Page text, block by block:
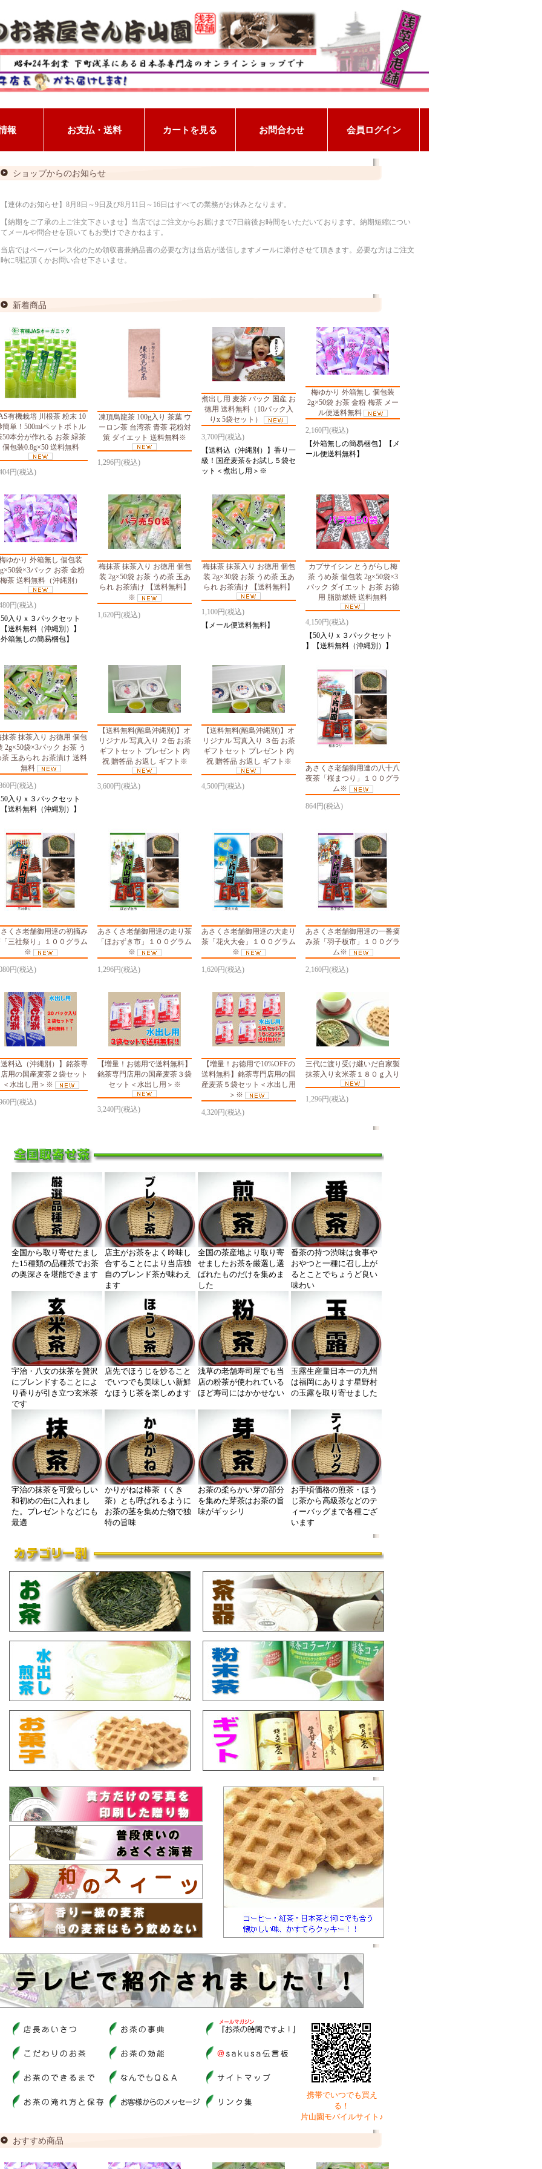
ショップからのお知らせ
【連休のお知らせ】8月8日～9日及び8月11日～16日はすべての業務がお休みとなります。
【納期をご了承の上ご注文下さいませ】当店ではご注文からお届けまで7日前後お時間をいただいております。納期短縮につい
てメールや問合せを頂いてもお受けできかねます。
当店ではペーパーレス化のため領収書兼納品書の必要な方は当店が送信しますメールに添付させて頂きます。必要な方はご注文
時に明記頂くかお問い合せ下さいませ。
新着商品
有機栽培 川根茶 粉末 10
簡単！500mlペットボトル
50本分が作れる お茶 緑茶
個包装0.8g×50 送料無料
円(税込)
凍頂烏龍茶 100g入り 茶葉 ウ
ーロン茶 台湾茶 青茶 花粉対
策 ダイエット 送料無料※
1,296円(税込)
煮出し用 麦茶 パック 国産 お
徳用 送料無料（10パック入
りx 5袋セット）
3,700円(税込)
【送料込（沖縄別）】香り一
級！国産麦茶をお試し５袋セ
ット＜煮出し用＞※
梅ゆかり 外箱無し 個包装
2g×50袋 お茶 金粉 梅茶 メー
ル便送料無料
2,160円(税込)
【外箱無しの簡易梱包】【メ
ール便送料無料】
ゆかり 外箱無し 個包装
袋×3パック お茶 金粉
梅茶 送料無料（沖縄別）
円(税込)
入りｘ３パックセット
送料無料（沖縄別）】
箱無しの簡易梱包】
梅抹茶 抹茶入り お徳用 個包
装 2g×50袋 お茶 うめ茶 玉あ
られ お茶漬け 【送料無料】
※
1,620円(税込)
梅抹茶 抹茶入り お徳用 個包
装 2g×30袋 お茶 うめ茶 玉あ
られ お茶漬け 【送料無料】
1,100円(税込)
【メール便送料無料】
カプサイシン とうがらし梅
茶 うめ茶 個包装 2g×50袋×3
パック ダイエット お茶 お徳
用 脂肪燃焼 送料無料
4,150円(税込)
【50入りｘ３パックセット
】【送料無料（沖縄別）】
抹茶 抹茶入り お徳用 個包
2g×50袋×3パック お茶 う
茶 玉あられ お茶漬け 送料
無料
円(税込)
入りｘ３パックセット
送料無料（沖縄別）】
【送料無料(離島沖縄別)】オ
リジナル 写真入り ２缶 お茶
ギフトセット プレゼント 内
祝 贈答品 お返し ギフト※
3,600円(税込)
【送料無料(離島沖縄別)】オ
リジナル 写真入り ３缶 お茶
ギフトセット プレゼント 内
祝 贈答品 お返し ギフト※
4,500円(税込)
あさくさ老舗御用達の八十八
夜茶「桜まつり」１００グラ
ム※
864円(税込)
くさ老舗御用達の初摘み
三社祭り」１００グラム
※
円(税込)
あさくさ老舗御用達の走り茶
「ほおずき市」１００グラム
※
1,296円(税込)
あさくさ老舗御用達の大走り
茶「花火大会」１００グラム
※
1,620円(税込)
あさくさ老舗御用達の一番摘
み茶「羽子板市」１００グラ
ム※
2,160円(税込)
料込（沖縄別）】銘茶専
用の国産麦茶２袋セット
＜水出し用＞※
円(税込)
【増量！お徳用で送料無料】
銘茶専門店用の国産麦茶３袋
セット＜水出し用＞※
3,240円(税込)
【増量！お徳用で10%OFFの
送料無料】銘茶専門店用の国
産麦茶５袋セット＜水出し用
＞※
4,320円(税込)
三代に渡り受け継いだ自家製
抹茶入り玄米茶１８０ｇ入り
1,296円(税込)
全国から取り寄せたまし
た15種類の品種茶でお茶
の奥深さを堪能できます
店主がお茶をよく吟味し
合することにより当店独
自のブレンド茶が味わえ
ます
全国の茶産地より取り寄
せましたお茶を厳選し選
ばれたものだけを集めま
した
番茶の持つ渋味は食事や
おやつと一種に召し上が
るとことでちょうど良い
味わい
宇治・八女の抹茶を贅沢
にブレンドすることによ
り香りが引き立つ玄米茶
です
店先でほうじを炒ること
でいつでも美味しい新鮮
なほうじ茶を楽しめます
浅草の老舗寿司屋でも当
店の粉茶が使われている
ほど寿司にはかかせない
玉露生産量日本一の九州
は福岡にあります星野村
の玉露を取り寄せました
宇治の抹茶を可愛らしい
和初めの缶に入れまし
た。プレゼントなどにも
最適
かりがねは棒茶（くき
茶）とも呼ばれるように
お茶の茎を集めた物で独
特の旨味
お茶の柔らかい芽の部分
を集めた芽茶はお茶の旨
味がギッシリ
お手頃価格の煎茶・ほう
じ茶から高級茶などのテ
ィーバッグまで各種ござ
います
携帯でいつでも買え
る！
片山園モバイルサイト♪
おすすめ商品